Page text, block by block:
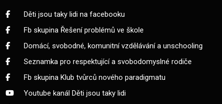
Děti jsou taky lidi na facebooku
Fb skupina Řešení problémů ve škole
Domácí, svobodné, komunitní vzdělávání a unschooling
Seznamka pro respektující a svobodomyslné rodiče
Fb skupina Klub tvůrců nového paradigmatu
Youtube kanál Děti jsou taky lidi